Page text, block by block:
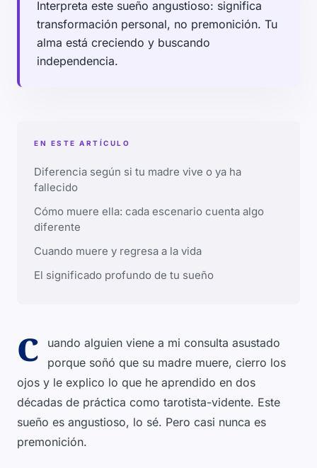
Interpreta este sueño angustioso: significa
transformación personal, no premonición. Tu
alma está creciendo y buscando
independencia.
EN ESTE ARTÍCULO
Diferencia según si tu madre vive o ya ha
fallecido
Cómo muere ella: cada escenario cuenta algo
diferente
Cuando muere y regresa a la vida
El significado profundo de tu sueño
C
uando alguien viene a mi consulta asustado
porque soñó que su madre muere, cierro los
ojos y le explico lo que he aprendido en dos
décadas de práctica como tarotista-vidente. Este
sueño es angustioso, lo sé. Pero casi nunca es
premonición.